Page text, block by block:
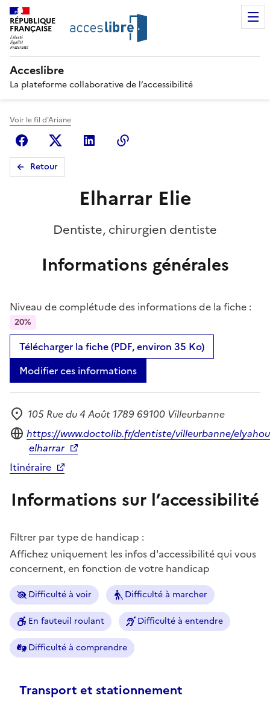
RÉPUBLIQUE
FRANÇAISE
Acceslibre
La plateforme collaborative de l’accessibilité
Voir le fil d'Ariane
FacebookX (anciennement Twitter)
Linkedin
Retour
Elharrar Elie
Dentiste, chirurgien dentiste
Informations générales
Niveau de complétude des informations de la fiche :
20%
Télécharger la fiche (PDF, environ 35 Ko)
Modifier ces informations
Adresse
105 Rue du 4 Août 1789 69100 Villeurbanne
Site internet
https://www.doctolib.fr/dentiste/villeurbanne/
elharrar
Itinéraire
Informations sur l’accessibilité
Filtrer par type de handicap :
Affichez uniquement les infos d'accessibilité qui vous
concernent, en fonction de votre handicap
Difficulté à voir Difficulté à marcher
En fauteuil roulant Difficulté à entendre
Difficulté à comprendre
Transport et stationnement